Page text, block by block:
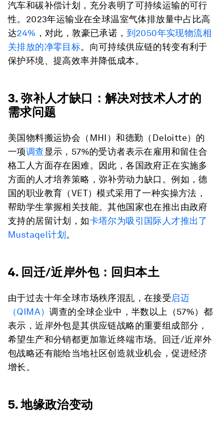
汽车和碳补偿计划，充分表明了可持续运输的可行
性。2023年运输业在全球温室气体排放量中占比高
达24% ，对此，敦豪已承诺， 到2050年实现物流相
关排放的净零目标。向可持续供应链的转变有利于
保护环境、提高效率并降低成本。
3. 弥补人才缺口：解决对技术人才的
需求问题
美国物料搬运协会（MHI）和德勤（Deloitte）的
一项调查显示，57%的受访者表示在雇用和留住合
格工人方面存在困难。因此，各国政府正在实施多
方面的人才培养策略，弥补劳动力缺口。例如，德
国的职业教育（VET）模式采用了一种实操方法，
帮助学生掌握相关技能。其他国家也在推出由政府
支持的居留计划，如卡塔尔为吸引国际人才推出了
Mustaqel计划。
4. 回迁/近岸外包：回归本土
由于过去十年全球市场秩序混乱，在接受启迈
（QIMA）调查的全球企业中，半数以上（57%）都
表示，近岸外包是其供应链战略的重要组成部分，
希望生产和分销都更加靠近终端市场。回迁/近岸外
包战略还有能给当地社区创造就业机会，促进经济
增长。
5. 地缘政治变动